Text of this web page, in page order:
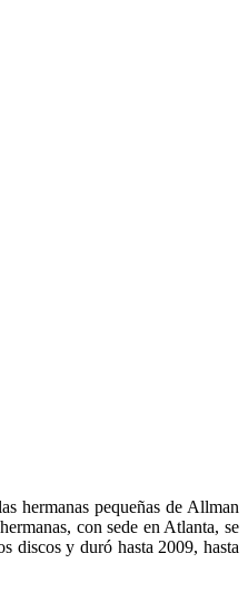
hermanas pequeñas de Allman
con sede en Atlanta, se
discos y duró hasta 2009, hasta